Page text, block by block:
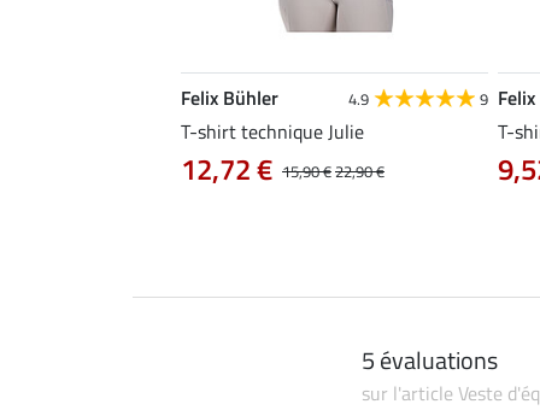
Felix Bühler 4.9 9
T-shirt technique Julie
15,90 €22,90 €
12,72 €
T-
5 évaluations
sur l'article Veste